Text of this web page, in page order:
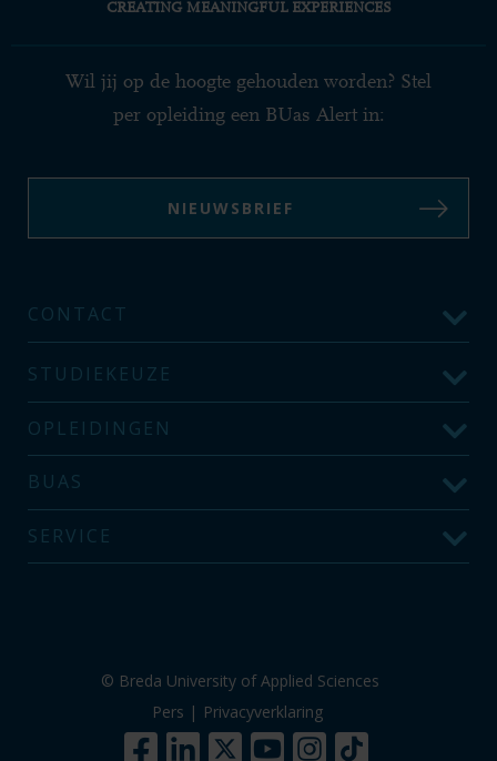
CREATING MEANINGFUL EXPERIENCES
Wil jij op de hoogte gehouden worden? Stel
per opleiding een BUas Alert in:
NIEUWSBRIEF
CONTACT
STUDIEKEUZE
OPLEIDINGEN
BUAS
SERVICE
© Breda University of Applied Sciences
Pers | Privacyverklaring